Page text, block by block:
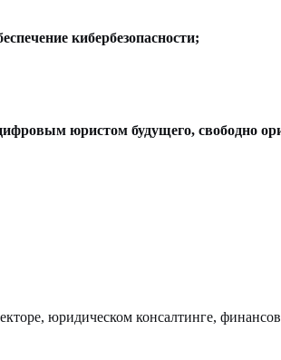
кибербезопасности;
юристом будущего, свободно
юридическом консалтинге,